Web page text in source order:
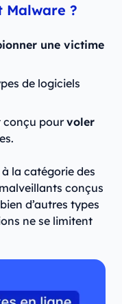
Malware ?
une victime
de logiciels
conçu pourvoler
la catégorie des
conçus
d’autres types
ne se limitent